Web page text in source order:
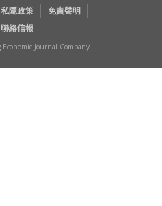
私隱政策
免責聲明
聯絡信報
Journal Company